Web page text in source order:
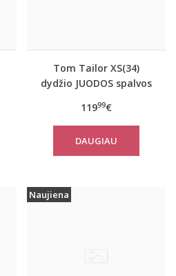
Tom Tailor XS(34)
dydžio JUODOS spalvos
paltas Tom Tailor
29999
11999€
DAUGIAU
Naujiena